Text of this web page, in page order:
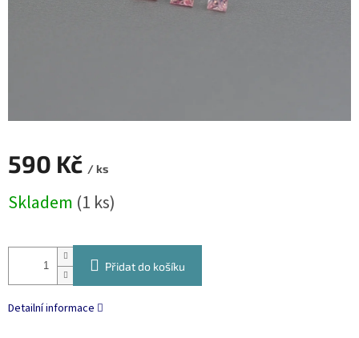
590 Kč / ks
cena:
Skladem (1 ks)
Přidat do košíku
Detailní informace